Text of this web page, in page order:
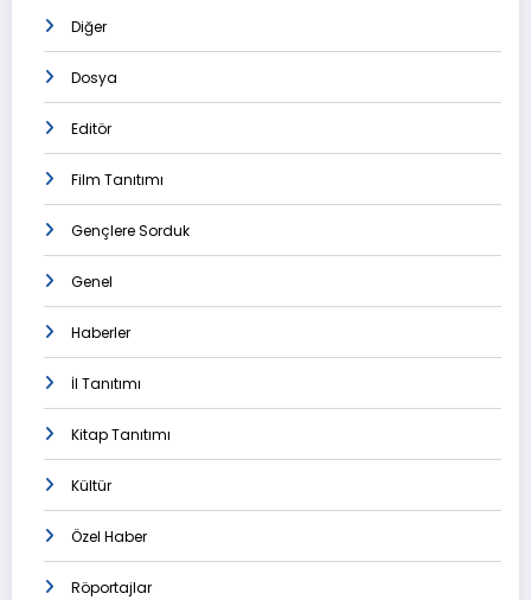
Diğer
Dosya
Editör
Film Tanıtımı
Gençlere Sorduk
Genel
Haberler
İl Tanıtımı
Kitap Tanıtımı
Kültür
Özel Haber
Röportajlar